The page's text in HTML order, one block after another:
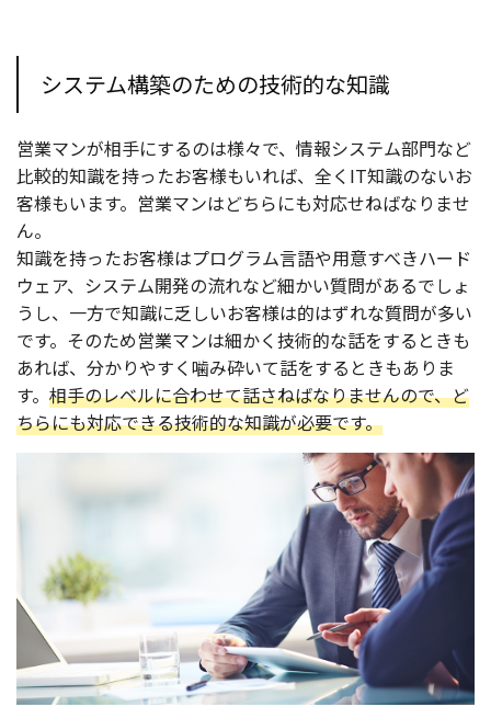
システム構築のための技術的な知識
営業マンが相手にするのは様々で、情報システム部門など
比較的知識を持ったお客様もいれば、全くIT知識のないお
客様もいます。営業マンはどちらにも対応せねばなりませ
ん。
知識を持ったお客様はプログラム言語や用意すべきハード
ウェア、システム開発の流れなど細かい質問があるでしょ
うし、一方で知識に乏しいお客様は的はずれな質問が多い
です。そのため営業マンは細かく技術的な話をするときも
あれば、分かりやすく噛み砕いて話をするときもありま
す。 相手のレベルに合わせて話さねばなりませんので、ど
ちらにも対応できる技術的な知識が必要です。